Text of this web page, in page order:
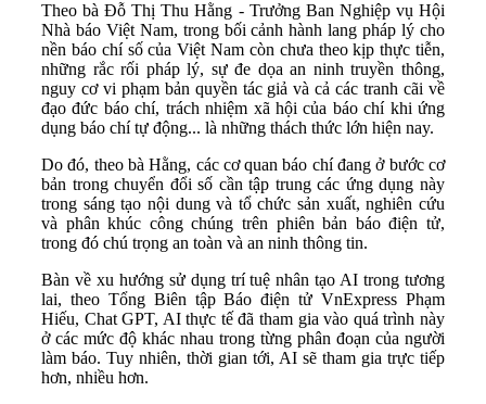
Theo bà Đỗ Thị Thu Hằng - Trưởng Ban Nghiệp vụ Hội
Nhà báo Việt Nam, trong bối cảnh hành lang pháp lý cho
nền báo chí số của Việt Nam còn chưa theo kịp thực tiễn,
những rắc rối pháp lý, sự đe dọa an ninh truyền thông,
nguy cơ vi phạm bản quyền tác giả và cả các tranh cãi về
đạo đức báo chí, trách nhiệm xã hội của báo chí khi ứng
dụng báo chí tự động... là những thách thức lớn hiện nay.
Do đó, theo bà Hằng, các cơ quan báo chí đang ở bước cơ
bản trong chuyển đổi số cần tập trung các ứng dụng này
trong sáng tạo nội dung và tổ chức sản xuất, nghiên cứu
và phân khúc công chúng trên phiên bản báo điện tử,
trong đó chú trọng an toàn và an ninh thông tin.
Bàn về xu hướng sử dụng trí tuệ nhân tạo AI trong tương
lai, theo Tổng Biên tập Báo điện tử VnExpress Phạm
Hiếu, Chat GPT, AI thực tế đã tham gia vào quá trình này
ở các mức độ khác nhau trong từng phân đoạn của người
làm báo. Tuy nhiên, thời gian tới, AI sẽ tham gia trực tiếp
hơn, nhiều hơn.